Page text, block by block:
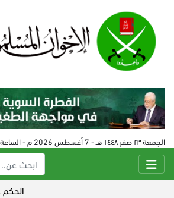
الجمعة ٢٣ صفر ١٤٤٨ هـ - 7 أغسطس 2026 م - الساعة 09:46 م
الحكم على